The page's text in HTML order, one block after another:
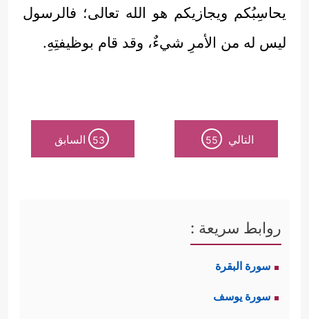
يحاسِبُكم ويجازيكم هو الله تعالى؛ فالرسول
ليس له من الأمرِ شيءٌ، وقد قام بوظيفتِهِ.
التالي 55
53 السابق
روابط سريعة :
سورة البقرة
سورة يوسف